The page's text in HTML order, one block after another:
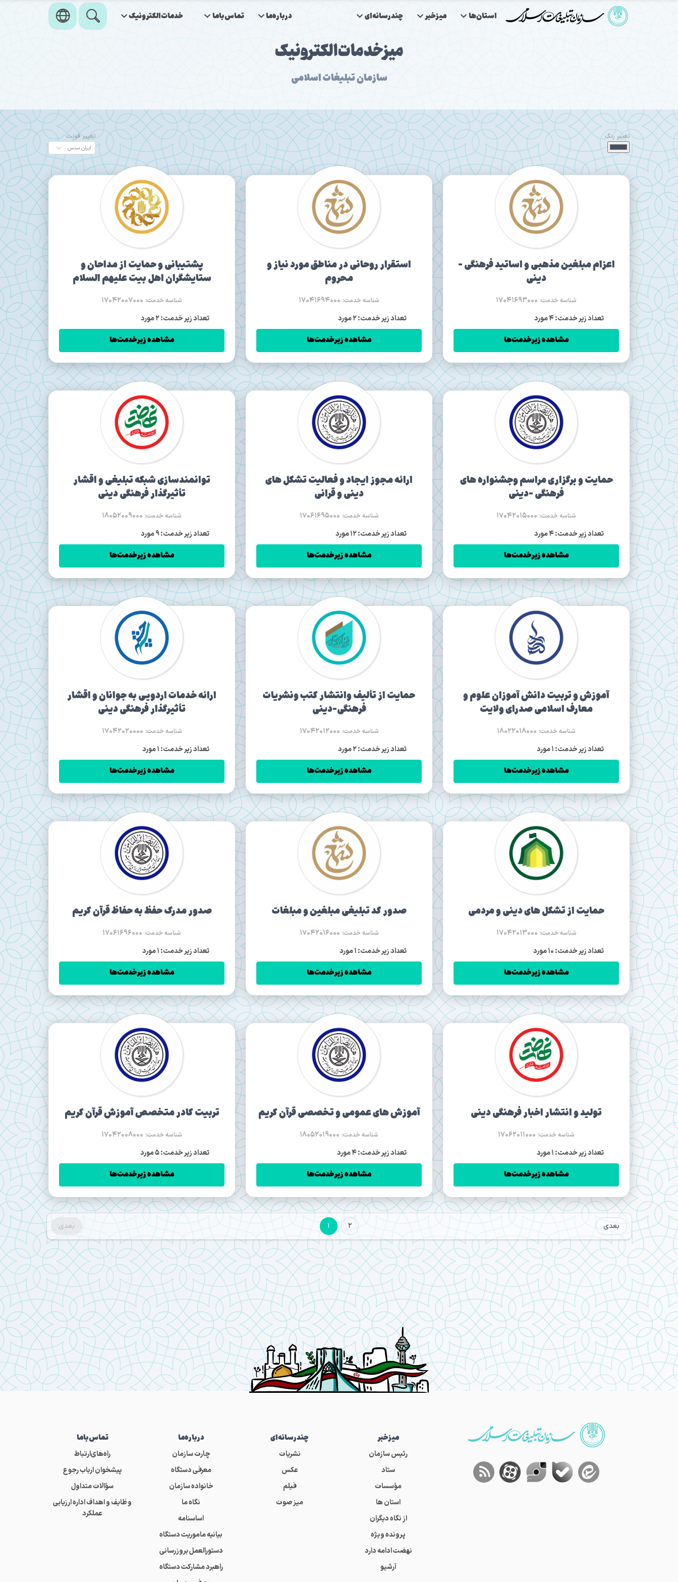
استان‌ها میزخبر چندرسانه‌ای درباره‌ما تماس‌باما خدمات‌الکترونیک
میز‌خدمات‌الکترونیک
سازمان تبلیغات اسلامی
تغییر رنگ تغییر فونت
اعزام مبلغين مذهبی و اساتيد فرهنگی -
دينی
شناسه خدمت: 17041693000
تعداد زیر خدمت: 4 مورد
مشاهده زیرخدمت‌ها
استقرار روحانی در مناطق مورد نیاز و
محروم
شناسه خدمت: 17041694000
تعداد زیر خدمت: 2 مورد
مشاهده زیرخدمت‌ها
پشتیبانی و حمایت از مداحان و
ستایشگران اهل بیت علیهم السلام
شناسه خدمت: 17042007000
تعداد زیر خدمت: 2 مورد
مشاهده زیرخدمت‌ها
حمایت و برگزاری مراسم وجشنواره های
فرهنگی -دینی
شناسه خدمت: 17042015000
تعداد زیر خدمت: 4 مورد
مشاهده زیرخدمت‌ها
ارائه مجوز ایجاد و فعالیت تشکل های
دینی و قرانی
شناسه خدمت: 17061695000
تعداد زیر خدمت: 12 مورد
مشاهده زیرخدمت‌ها
توانمندسازی شبکه تبلیغی و اقشار
تأثیرگذار فرهنگی دینی
شناسه خدمت: 18052009000
تعداد زیر خدمت: 9 مورد
مشاهده زیرخدمت‌ها
آموزش و تربیت دانش آموزان علوم و
معارف اسلامی صدرای ولایت
شناسه خدمت: 18022018000
تعداد زیر خدمت: 1 مورد
مشاهده زیرخدمت‌ها
حمایت از تألیف وانتشار کتب ونشریات
فرهنگی-دینی
شناسه خدمت: 17042012000
تعداد زیر خدمت: 2 مورد
مشاهده زیرخدمت‌ها
ارائه خدمات اردویی به جوانان و اقشار
تأثیرگذار فرهنگی دینی
شناسه خدمت: 17042020000
تعداد زیر خدمت: 1 مورد
مشاهده زیرخدمت‌ها
حمایت از تشکل های دینی و مردمی
شناسه خدمت: 17042013000
تعداد زیر خدمت: 10 مورد
مشاهده زیرخدمت‌ها
صدور كد تبليغی مبلغین و مبلغات
شناسه خدمت: 17042016000
تعداد زیر خدمت: 1 مورد
مشاهده زیرخدمت‌ها
صدور مدرک حفظ به حفاظ قرآن کریم
شناسه خدمت: 17061696000
تعداد زیر خدمت: 1 مورد
مشاهده زیرخدمت‌ها
تولید و انتشار اخبار فرهنگی دينی
شناسه خدمت: 17062011000
تعداد زیر خدمت: 1 مورد
مشاهده زیرخدمت‌ها
آموزش های عمومی و تخصصی قرآن کریم
شناسه خدمت: 18052019000
تعداد زیر خدمت: 4 مورد
مشاهده زیرخدمت‌ها
تربیت کادر متخصص آموزش قرآن کریم
شناسه خدمت: 17042008000
تعداد زیر خدمت: 5 مورد
مشاهده زیرخدمت‌ها
بعدی بعدی 1 2
میز‌خبر
رئیس سازمان
ستاد
مؤسسات
استان ها
از نگاه دیگران
پرونده ویژه
نهضت ادامه دارد
آرشیو
چندرسانه‌ای
نشریات
عکس
فیلم
میز صوت
درباره‌ما
چارت سازمان
معرفی دستگاه
خانواده سازمان
نگاه ما
اساسنامه
بیانیه ماموریت دستگاه
دستورالعمل بروزرسانی
راهبرد مشارکت دستگاه
تماس‌باما
راه‌های‌ارتباط
پیشخوان ارباب رجوع
سؤالات متداول
وظایف و اهداف اداره ارزیابی
عملکرد